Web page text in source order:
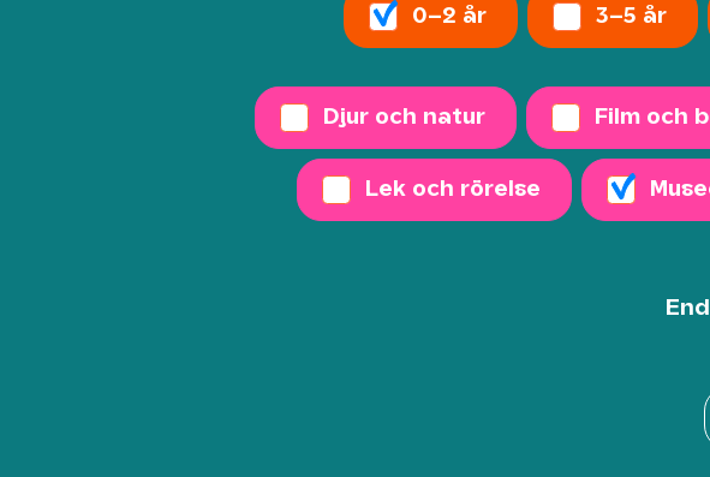
0–2 år 3–5 år
Djur och natur Film och
Lek och rörelse